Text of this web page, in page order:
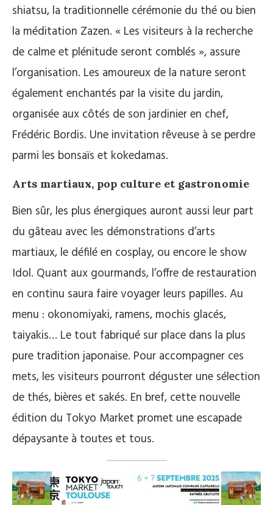
shiatsu, la traditionnelle cérémonie du thé ou bien
la méditation Zazen. « Les visiteurs à la recherche
de calme et plénitude seront comblés », assure
l’organisation. Les amoureux de la nature seront
également enchantés par la visite du jardin,
organisée aux côtés de son jardinier en chef,
Frédéric Bordis. Une invitation rêveuse à se perdre
parmi les bonsaïs et kokedamas.
Arts martiaux, pop culture et gastronomie
Bien sûr, les plus énergiques auront aussi leur part
du gâteau avec les démonstrations d’arts
martiaux, le défilé en cosplay, ou encore le show
Idol. Quant aux gourmands, l’offre de restauration
en continu saura faire voyager leurs papilles. Au
menu : okonomiyaki, ramens, mochis glacés,
taiyakis… Le tout fabriqué sur place dans la plus
pure tradition japonaise. Pour accompagner ces
mets, les visiteurs pourront déguster une sélection
de thés, bières et sakés. En bref, cette nouvelle
édition du Tokyo Market promet une escapade
dépaysante à toutes et tous.